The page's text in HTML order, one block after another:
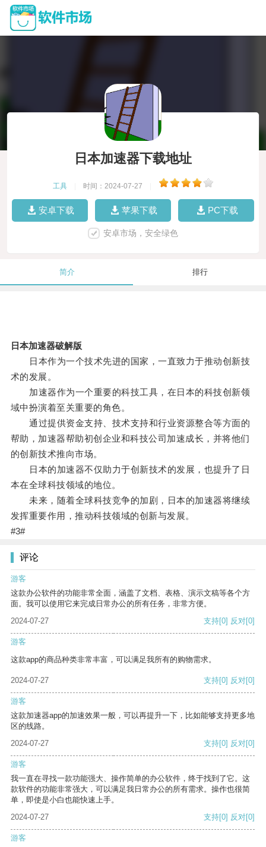
日本加速器下载地址
工具 时间：2024-07-27
安卓下载 苹果下载 PC下载
安卓市场，安全绿色
简介 排行
日本加速器破解版
日本作为一个技术先进的国家，一直致力于推动创新技
术的发展。
加速器作为一个重要的科技工具，在日本的科技创新领
域中扮演着至关重要的角色。
通过提供资金支持、技术支持和行业资源整合等方面的
帮助，加速器帮助初创企业和科技公司加速成长，并将他们
的创新技术推向市场。
日本的加速器不仅助力于创新技术的发展，也提升了日
本在全球科技领域的地位。
未来，随着全球科技竞争的加剧，日本的加速器将继续
发挥重要作用，推动科技领域的创新与发展。
#3#
评论
游客
这款办公软件的功能非常全面，涵盖了文档、表格、演示文稿等各个方
面。我可以使用它来完成日常办公的所有任务，非常方便。
2024-07-27
支持[0] 反对[0]
游客
这款app的商品种类非常丰富，可以满足我所有的购物需求。
2024-07-27 支持[0] 反对[0]
游客
这款加速器app的加速效果一般，可以再提升一下，比如能够支持更多地
区的线路。
2024-07-27
支持[0] 反对[0]
游客
我一直在寻找一款功能强大、操作简单的办公软件，终于找到了它。这
款软件的功能非常强大，可以满足我日常办公的所有需求。操作也很简
单，即使是小白也能快速上手。
2024-07-27
支持[0] 反对[0]
游客